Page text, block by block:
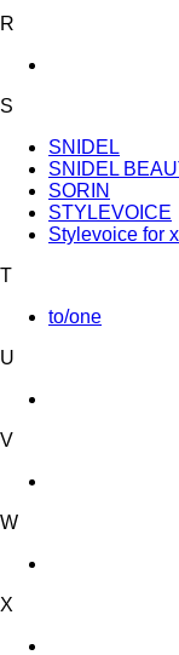
R
S
SNIDEL
SNIDEL
SORIN
STYLEVOICE
Stylevoice for
T
to/one
U
V
W
X